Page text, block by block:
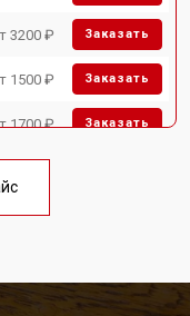
3200 ₽ Заказать
1500 ₽ Заказать
1700 ₽ Заказать
1750 ₽